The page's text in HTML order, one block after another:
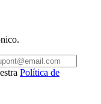
Política de